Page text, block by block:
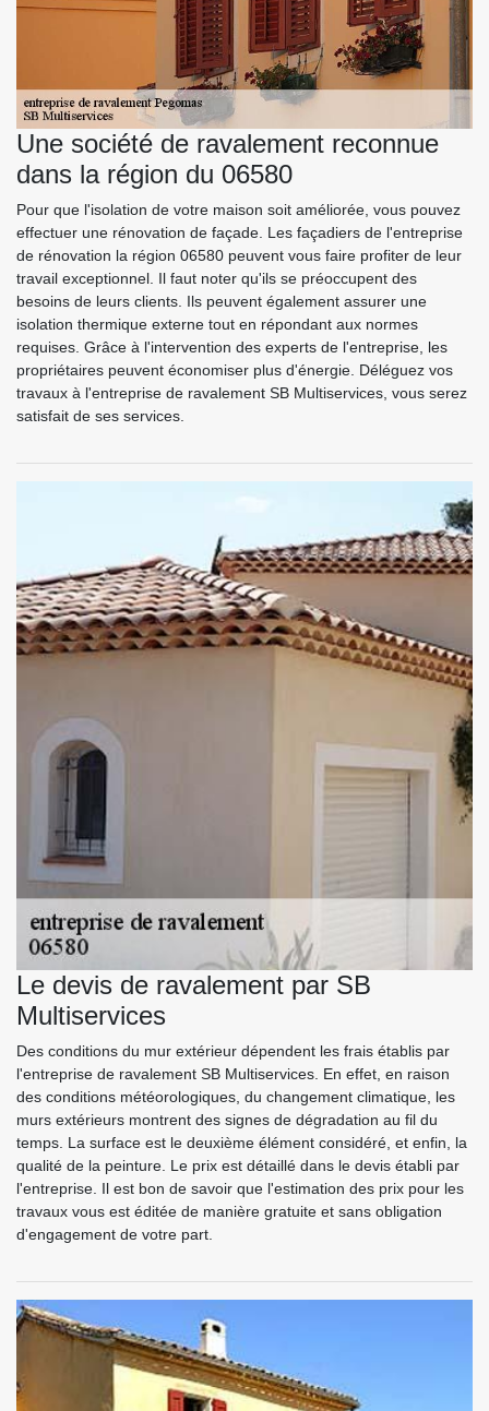
Une société de ravalement reconnue
dans la région du 06580
Pour que l'isolation de votre maison soit améliorée, vous pouvez
effectuer une rénovation de façade. Les façadiers de l'entreprise
de rénovation la région 06580 peuvent vous faire profiter de leur
travail exceptionnel. Il faut noter qu'ils se préoccupent des
besoins de leurs clients. Ils peuvent également assurer une
isolation thermique externe tout en répondant aux normes
requises. Grâce à l'intervention des experts de l'entreprise, les
propriétaires peuvent économiser plus d'énergie. Déléguez vos
travaux à l'entreprise de ravalement SB Multiservices, vous serez
satisfait de ses services.
Le devis de ravalement par SB
Multiservices
Des conditions du mur extérieur dépendent les frais établis par
l'entreprise de ravalement SB Multiservices. En effet, en raison
des conditions météorologiques, du changement climatique, les
murs extérieurs montrent des signes de dégradation au fil du
temps. La surface est le deuxième élément considéré, et enfin, la
qualité de la peinture. Le prix est détaillé dans le devis établi par
l'entreprise. Il est bon de savoir que l'estimation des prix pour les
travaux vous est éditée de manière gratuite et sans obligation
d'engagement de votre part.